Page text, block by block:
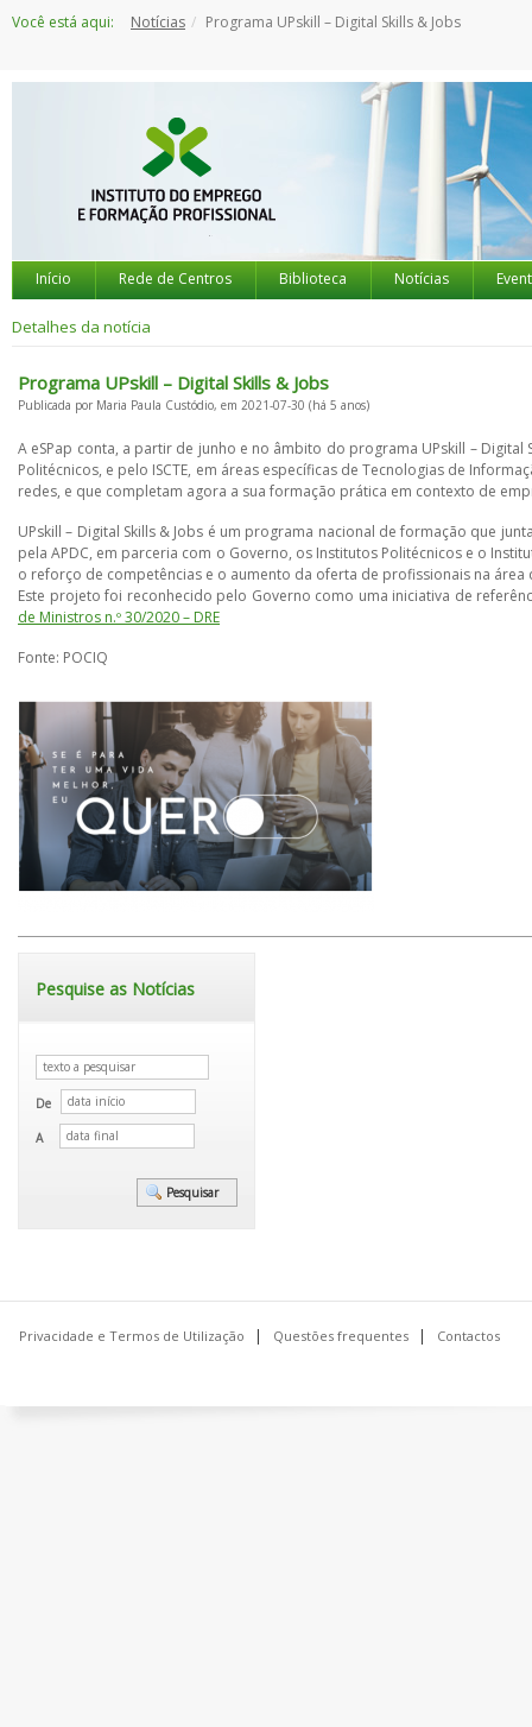
paraVocê está aqui: Notícias Programa UPskill – Digital Skills & Jobs
Início Rede de Centros Biblioteca Notícias
Detalhes da notícia
Programa UPskill – Digital Skills & Jobs
Publicada por Maria Paula Custódio, em 2021-07-30 (há 5 anos)
A eSPap conta, a partir de junho e no âmbito do programa UPskill – Digital
Politécnicos, e pelo ISCTE, em áreas específicas de Tecnologias de
redes, e que completam agora a sua formação prática em contexto de
UPskill – Digital Skills & Jobs é um programa nacional de formação que
pela APDC, em parceria com o Governo, os Institutos Politécnicos e o
o reforço de competências e o aumento da oferta de profissionais na área
Este projeto foi reconhecido pelo Governo como uma iniciativa de
de Ministros n.º 30/2020 – DRE
Fonte: POCIQ
Pesquise as Notícias
De
A
Privacidade e Termos de Utilização Questões frequentes Contactos